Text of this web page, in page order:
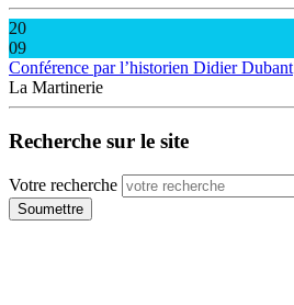
20
09
Conférence par l’historien Didier Dubant
La Martinerie
Recherche sur le site
Votre recherche
Soumettre